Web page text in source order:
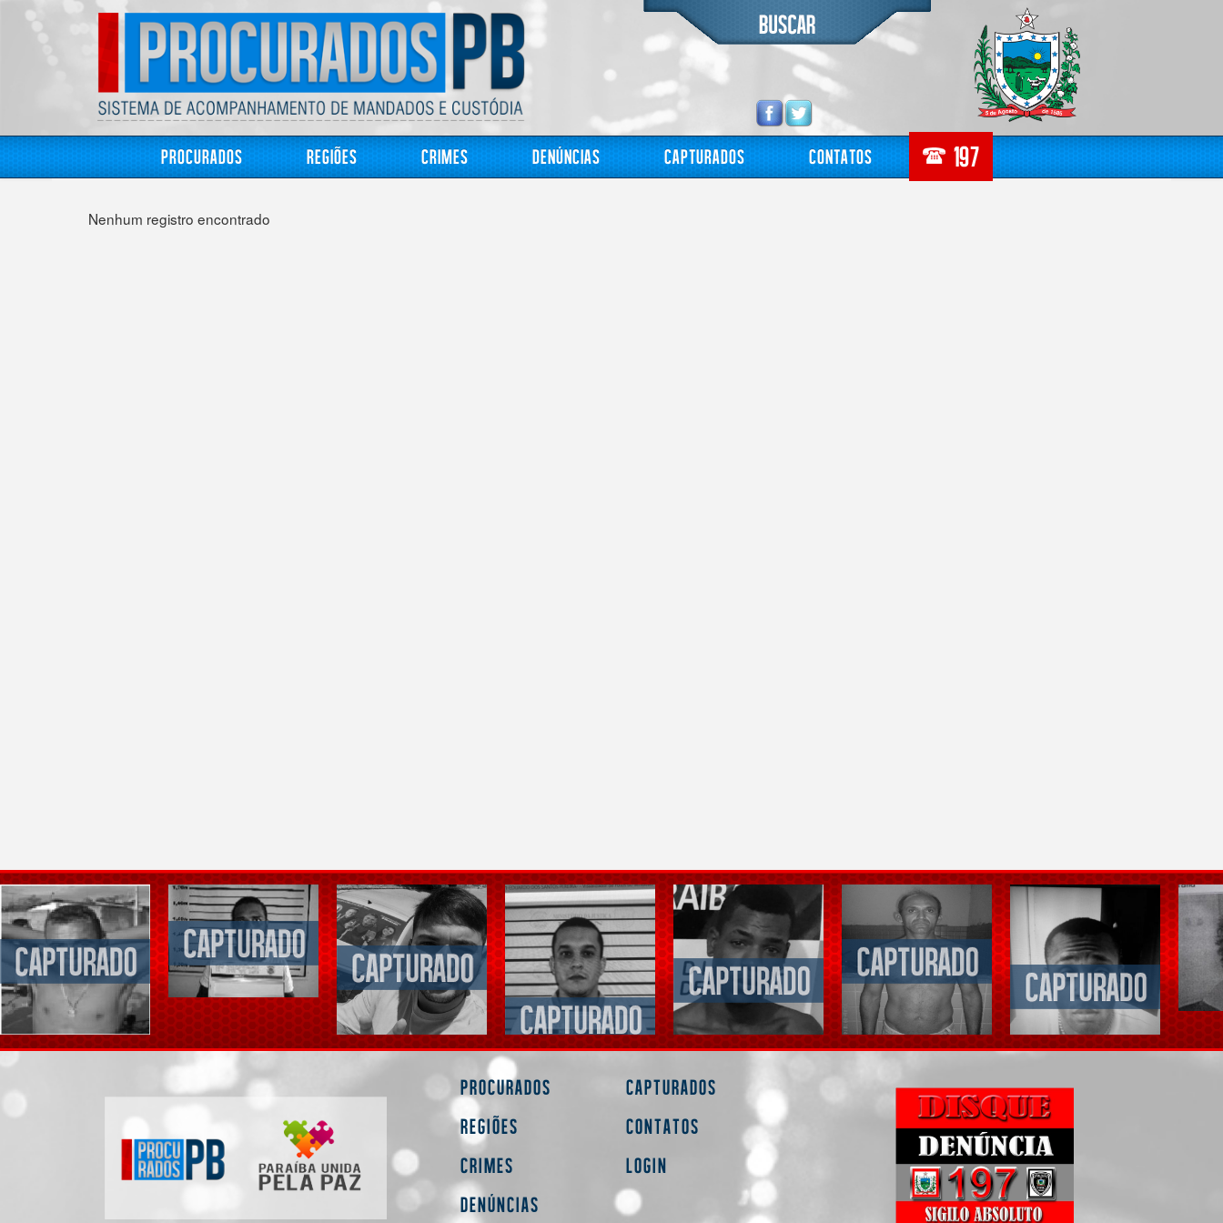
Procurados Regiões Crimes Denúncias Capturados Contatos
Nenhum registro encontrado
Procurados
Regiões
Crimes
Denúncias
Capturados
Contatos
Login